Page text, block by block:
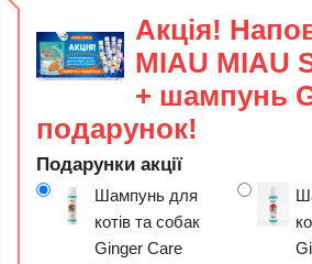
Акція!
MIAU MIAU
+ шампунь
подарунок!
Подарунки акції
Шампунь для
котів та собак
Ginger Care